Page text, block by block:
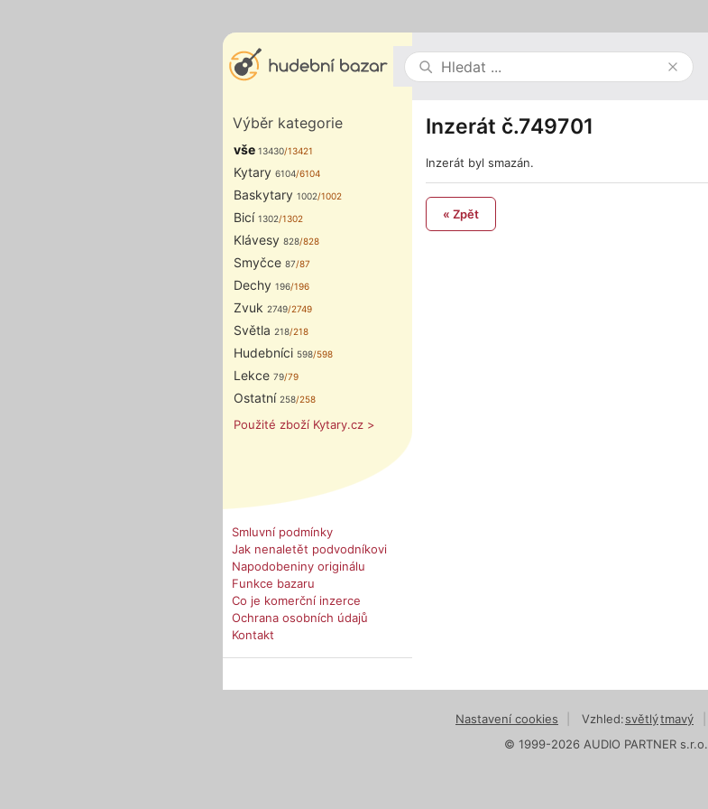
Výběr kategorie
vše 13430/13421
Kytary 6104/6104
Baskytary 1002/1002
Bicí 1302/1302
Klávesy 828/828
Smyčce 87/87
Dechy 196/196
Zvuk 2749/2749
Světla 218/218
Hudebníci 598/598
Lekce 79/79
Ostatní 258/258
Použité zboží Kytary.cz >
Smluvní podmínky
Jak nenaletět podvodníkovi
Napodobeniny originálu
Funkce bazaru
Co je komerční inzerce
Ochrana osobních údajů
Kontakt
Inzerát č.749701
Inzerát byl smazán.
« Zpět
Nastavení cookies Vzhled:světlýtmavý
© 1999-2026 AUDIO PARTNER s.r.o.